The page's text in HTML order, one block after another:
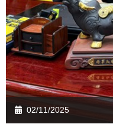
02/11/2025